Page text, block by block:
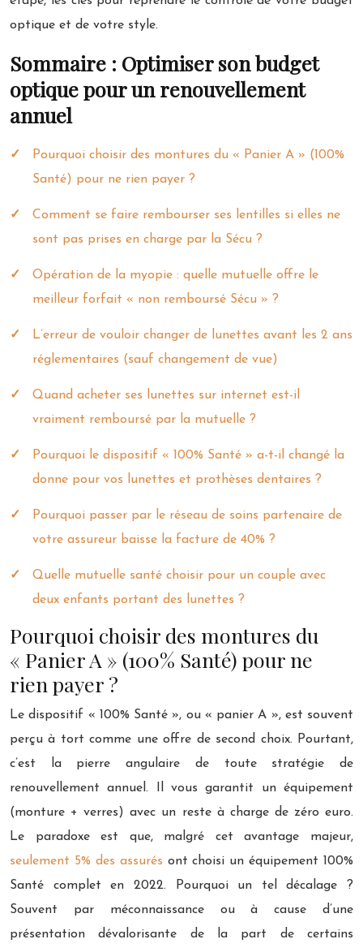
optique et de votre style.
Sommaire : Optimiser son budget
optique pour un renouvellement
annuel
Pourquoi choisir des montures du « Panier A » (100%
Santé) pour ne rien payer ?
Comment se faire rembourser ses lentilles si elles ne
sont pas prises en charge par la Sécu ?
Opération de la myopie : quelle mutuelle offre le
meilleur forfait « non remboursé Sécu » ?
L’erreur de vouloir changer de lunettes avant les 2 ans
réglementaires (sauf changement de vue)
Quand acheter ses lunettes sur internet est-il
vraiment remboursé par la mutuelle ?
Pourquoi le dispositif « 100% Santé » a-t-il changé la
donne pour vos lunettes et prothèses dentaires ?
Pourquoi passer par le réseau de soins partenaire de
votre assureur baisse la facture de 40% ?
Quelle mutuelle santé choisir pour un couple avec
deux enfants portant des lunettes ?
Pourquoi choisir des montures du
« Panier A » (100% Santé) pour ne
rien payer ?
Le dispositif « 100% Santé », ou « panier A », est souvent
perçu à tort comme une offre de second choix. Pourtant,
c’est la pierre angulaire de toute stratégie de
renouvellement annuel. Il vous garantit un équipement
(monture + verres) avec un reste à charge de zéro euro.
Le paradoxe est que, malgré cet avantage majeur,
seulement 5% des assurés ont choisi un équipement 100%
Santé complet en 2022. Pourquoi un tel décalage ?
Souvent par méconnaissance ou à cause d’une
présentation dévalorisante de la part de certains